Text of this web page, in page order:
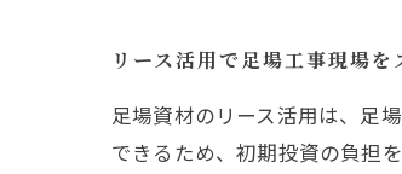
リース活用で足場工事現場
足場資材のリース活用は、足
できるため、初期投資の負担